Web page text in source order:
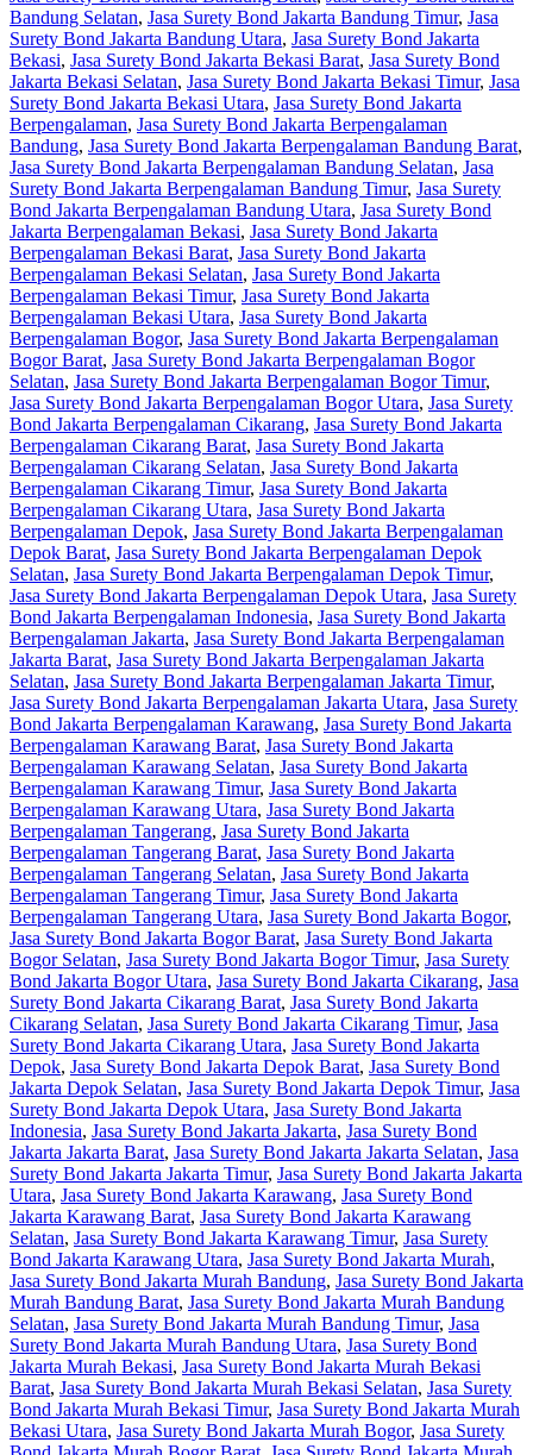
Bandung Selatan, Jasa Surety Bond Jakarta Bandung Timur, Jasa
Surety Bond Jakarta Bandung Utara, Jasa Surety Bond Jakarta
Bekasi, Jasa Surety Bond Jakarta Bekasi Barat, Jasa Surety Bond
Jakarta Bekasi Selatan, Jasa Surety Bond Jakarta Bekasi Timur, Jasa
Surety Bond Jakarta Bekasi Utara, Jasa Surety Bond Jakarta
Berpengalaman, Jasa Surety Bond Jakarta Berpengalaman
Bandung, Jasa Surety Bond Jakarta Berpengalaman Bandung Barat,
Jasa Surety Bond Jakarta Berpengalaman Bandung Selatan, Jasa
Surety Bond Jakarta Berpengalaman Bandung Timur, Jasa Surety
Bond Jakarta Berpengalaman Bandung Utara, Jasa Surety Bond
Jakarta Berpengalaman Bekasi, Jasa Surety Bond Jakarta
Berpengalaman Bekasi Barat, Jasa Surety Bond Jakarta
Berpengalaman Bekasi Selatan, Jasa Surety Bond Jakarta
Berpengalaman Bekasi Timur, Jasa Surety Bond Jakarta
Berpengalaman Bekasi Utara, Jasa Surety Bond Jakarta
Berpengalaman Bogor, Jasa Surety Bond Jakarta Berpengalaman
Bogor Barat, Jasa Surety Bond Jakarta Berpengalaman Bogor
Selatan, Jasa Surety Bond Jakarta Berpengalaman Bogor Timur,
Jasa Surety Bond Jakarta Berpengalaman Bogor Utara, Jasa Surety
Bond Jakarta Berpengalaman Cikarang, Jasa Surety Bond Jakarta
Berpengalaman Cikarang Barat, Jasa Surety Bond Jakarta
Berpengalaman Cikarang Selatan, Jasa Surety Bond Jakarta
Berpengalaman Cikarang Timur, Jasa Surety Bond Jakarta
Berpengalaman Cikarang Utara, Jasa Surety Bond Jakarta
Berpengalaman Depok, Jasa Surety Bond Jakarta Berpengalaman
Depok Barat, Jasa Surety Bond Jakarta Berpengalaman Depok
Selatan, Jasa Surety Bond Jakarta Berpengalaman Depok Timur,
Jasa Surety Bond Jakarta Berpengalaman Depok Utara, Jasa Surety
Bond Jakarta Berpengalaman Indonesia, Jasa Surety Bond Jakarta
Berpengalaman Jakarta, Jasa Surety Bond Jakarta Berpengalaman
Jakarta Barat, Jasa Surety Bond Jakarta Berpengalaman Jakarta
Selatan, Jasa Surety Bond Jakarta Berpengalaman Jakarta Timur,
Jasa Surety Bond Jakarta Berpengalaman Jakarta Utara, Jasa Surety
Bond Jakarta Berpengalaman Karawang, Jasa Surety Bond Jakarta
Berpengalaman Karawang Barat, Jasa Surety Bond Jakarta
Berpengalaman Karawang Selatan, Jasa Surety Bond Jakarta
Berpengalaman Karawang Timur, Jasa Surety Bond Jakarta
Berpengalaman Karawang Utara, Jasa Surety Bond Jakarta
Berpengalaman Tangerang, Jasa Surety Bond Jakarta
Berpengalaman Tangerang Barat, Jasa Surety Bond Jakarta
Berpengalaman Tangerang Selatan, Jasa Surety Bond Jakarta
Berpengalaman Tangerang Timur, Jasa Surety Bond Jakarta
Berpengalaman Tangerang Utara, Jasa Surety Bond Jakarta Bogor,
Jasa Surety Bond Jakarta Bogor Barat, Jasa Surety Bond Jakarta
Bogor Selatan, Jasa Surety Bond Jakarta Bogor Timur, Jasa Surety
Bond Jakarta Bogor Utara, Jasa Surety Bond Jakarta Cikarang, Jasa
Surety Bond Jakarta Cikarang Barat, Jasa Surety Bond Jakarta
Cikarang Selatan, Jasa Surety Bond Jakarta Cikarang Timur, Jasa
Surety Bond Jakarta Cikarang Utara, Jasa Surety Bond Jakarta
Depok, Jasa Surety Bond Jakarta Depok Barat, Jasa Surety Bond
Jakarta Depok Selatan, Jasa Surety Bond Jakarta Depok Timur, Jasa
Surety Bond Jakarta Depok Utara, Jasa Surety Bond Jakarta
Indonesia, Jasa Surety Bond Jakarta Jakarta, Jasa Surety Bond
Jakarta Jakarta Barat, Jasa Surety Bond Jakarta Jakarta Selatan, Jasa
Surety Bond Jakarta Jakarta Timur, Jasa Surety Bond Jakarta Jakarta
Utara, Jasa Surety Bond Jakarta Karawang, Jasa Surety Bond
Jakarta Karawang Barat, Jasa Surety Bond Jakarta Karawang
Selatan, Jasa Surety Bond Jakarta Karawang Timur, Jasa Surety
Bond Jakarta Karawang Utara, Jasa Surety Bond Jakarta Murah,
Jasa Surety Bond Jakarta Murah Bandung, Jasa Surety Bond Jakarta
Murah Bandung Barat, Jasa Surety Bond Jakarta Murah Bandung
Selatan, Jasa Surety Bond Jakarta Murah Bandung Timur, Jasa
Surety Bond Jakarta Murah Bandung Utara, Jasa Surety Bond
Jakarta Murah Bekasi, Jasa Surety Bond Jakarta Murah Bekasi
Barat, Jasa Surety Bond Jakarta Murah Bekasi Selatan, Jasa Surety
Bond Jakarta Murah Bekasi Timur, Jasa Surety Bond Jakarta Murah
Bekasi Utara, Jasa Surety Bond Jakarta Murah Bogor, Jasa Surety